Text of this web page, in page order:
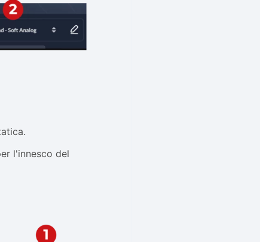
l'innesco del